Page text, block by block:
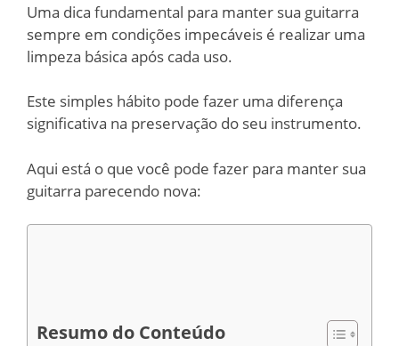
Uma dica fundamental para manter sua guitarra
sempre em condições impecáveis é realizar uma
limpeza básica após cada uso.
Este simples hábito pode fazer uma diferença
significativa na preservação do seu instrumento.
Aqui está o que você pode fazer para manter sua
guitarra parecendo nova:
Resumo do Conteúdo